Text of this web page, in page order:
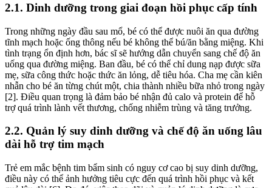
2.1. Dinh dưỡng trong giai đoạn hồi phục cấp tính
Trong những ngày đầu sau mổ, bé có thể được nuôi ăn qua đường
tĩnh mạch hoặc ống thông nếu bé không thể bú/ăn bằng miệng. Khi
tình trạng ổn định hơn, bác sĩ sẽ hướng dẫn chuyển sang chế độ ăn
uống qua đường miệng. Ban đầu, bé có thể chỉ dung nạp được sữa
mẹ, sữa công thức hoặc thức ăn lỏng, dễ tiêu hóa. Cha mẹ cần kiên
nhẫn cho bé ăn từng chút một, chia thành nhiều bữa nhỏ trong ngày
[2]. Điều quan trọng là đảm bảo bé nhận đủ calo và protein để hỗ
trợ quá trình lành vết thương, chống nhiễm trùng và tăng trưởng.
2.2. Quản lý suy dinh dưỡng và chế độ ăn uống lâu
dài hỗ trợ tim mạch
Trẻ em mắc bệnh tim bẩm sinh có nguy cơ cao bị suy dinh dưỡng,
điều này có thể ảnh hưởng tiêu cực đến quá trình hồi phục và kết